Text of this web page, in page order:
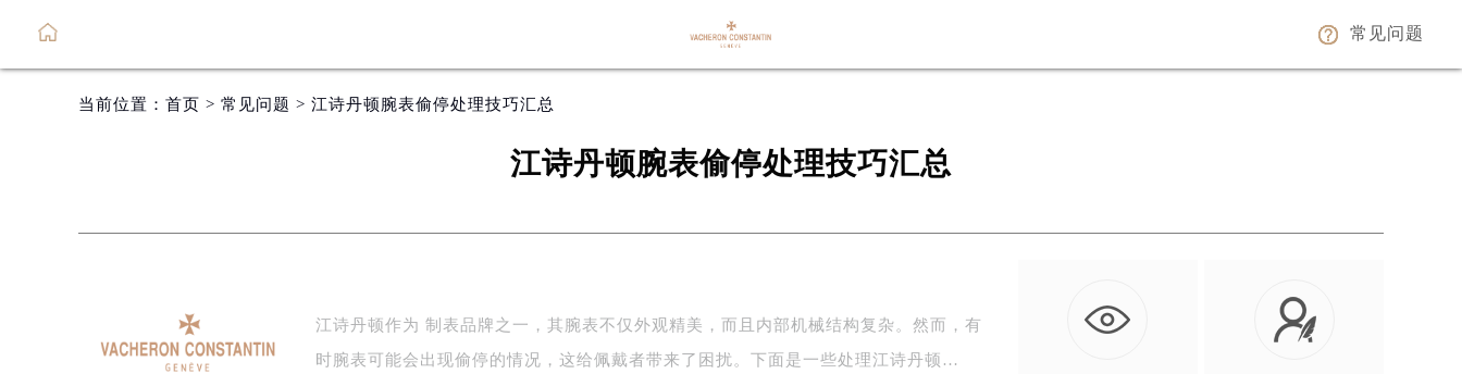
常见问题
当前位置： 首页 > 常见问题 > 江诗丹顿腕表偷停处理技巧汇总
江诗丹顿腕表偷停处理技巧汇总
江诗丹顿作为 制表品牌之一，其腕表不仅外观精美，而且内部机械结构复杂。然而，有
时腕表可能会出现偷停的情况，这给佩戴者带来了困扰。下面是一些处理江诗丹顿…